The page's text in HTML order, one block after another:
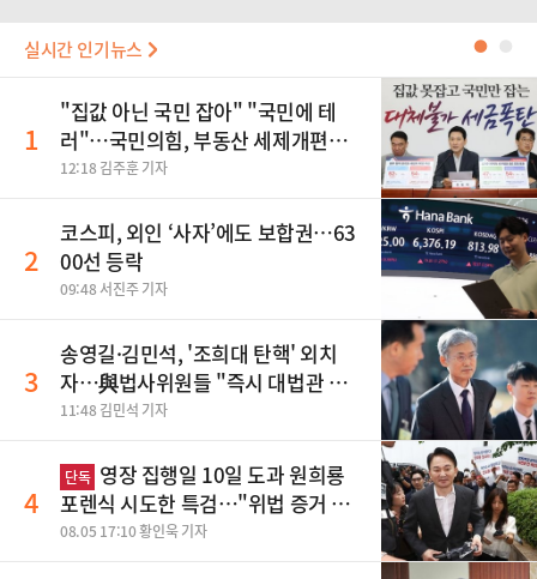
실시간 인기뉴스 ●
1
"집값 아닌 국민 잡아" "국민에 테
러"…국민의힘, 부동산 세제개편안
맹폭
12:18 김주훈 기자
2
코스피, 외인 ‘사자’에도 보합권…63
00선 등락
09:48 서진주 기자
3
송영길·김민석, '조희대 탄핵' 외치
자…與법사위원들 "즉시 대법관 제
청하라"
11:48 김민석 기자
4
단독 영장 집행일 10일 도과 원희룡
포렌식 시도한 특검…"위법 증거 수
집" 지적
08.05 17:10 황인욱 기자